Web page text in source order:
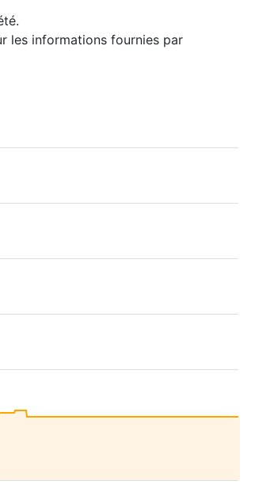
les informations fournies par